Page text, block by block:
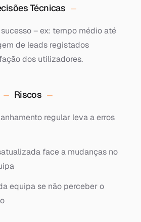
Técnicas
– ex: tempo médio até
de leads registados
dos utilizadores.
Riscos
regular leva a erros
face a mudanças no
equipa se não perceber o